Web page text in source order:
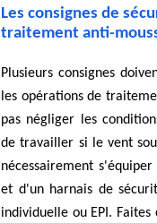
Les consignes de
traitement anti-
Plusieurs consignes
les opérations de
pas négliger les
de travailler si le vent
nécessairement
et d'un harnais de
individuelle ou EPI.